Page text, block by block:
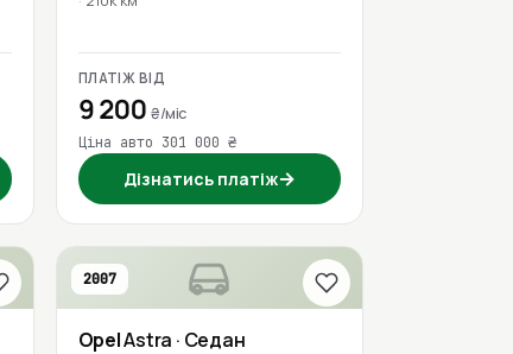
ПЛАТІЖ ВІД
9 200 ₴/міс
Ціна авто 301 000 ₴
Дізнатись платіж→
2007
OpelAstra · Седан